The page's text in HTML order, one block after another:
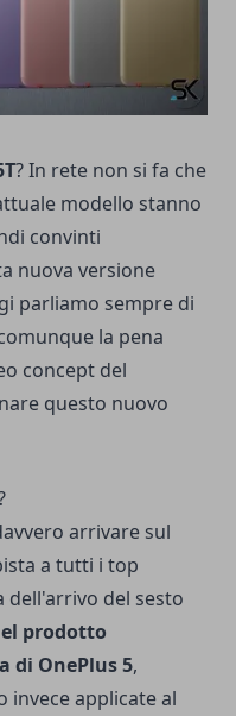
? In rete non si fa che
modello stanno
convinti
nuova versione
parliamo sempre di
la pena
concept del
questo nuovo
arrivare sul
a tutti i top
dell'arrivo del sesto
prodotto
di OnePlus 5,
applicate al